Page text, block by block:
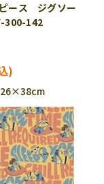
ース ジグソー
300-142
26×38cm